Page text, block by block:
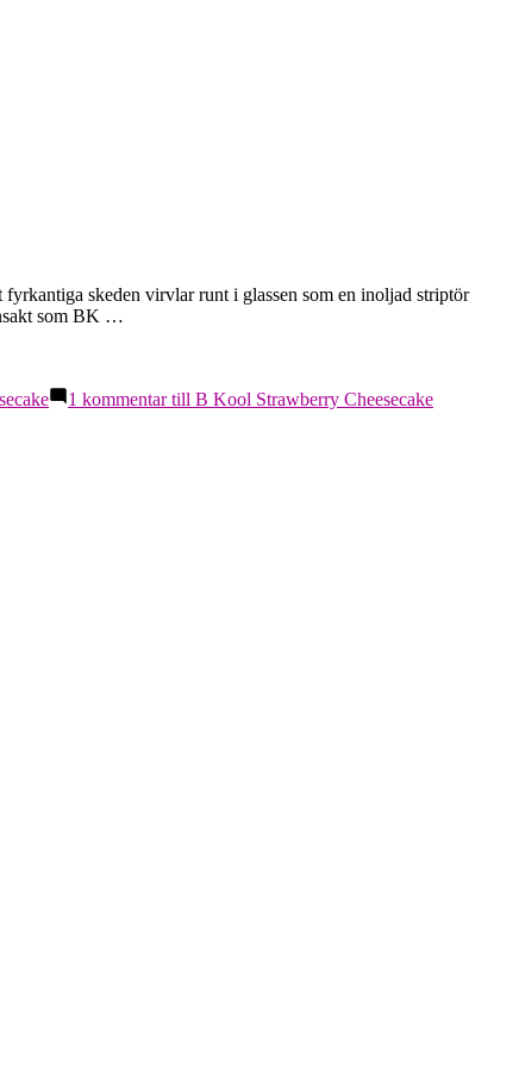
skeden virvlar runt i glassen som en inoljad striptör
som BK …
1 kommentartill B Kool Strawberry Cheesecake